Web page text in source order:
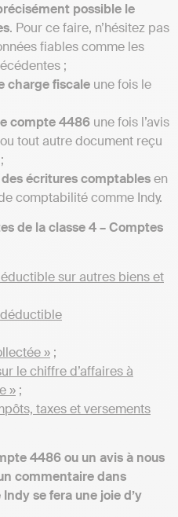
possible le
. Pour ce faire, n’hésitez pas
fiables comme les
;
charge fiscale une fois le
compte 4486 une fois l’avis
tout autre document reçu
écritures comptablesen
comptabilité comme Indy.
de la classe 4 – Comptes
sur autres biens et
» ;
le chiffre d’affaires à
» ;
taxes et versements
4486 ou un avis à nous
commentaire dans
Indy se fera une joie d’y